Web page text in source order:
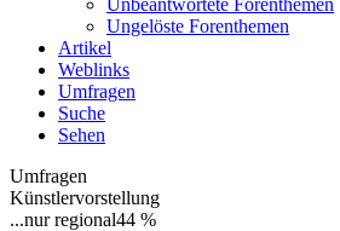
Unbeantwortete Forenthemen
Ungelöste Forenthemen
Artikel
Weblinks
Umfragen
Suche
Sehen
Umfragen
Künstlervorstellung
...nur regional44 %